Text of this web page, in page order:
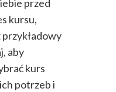
przed
kursu,
aby
kurs
potrzeb i